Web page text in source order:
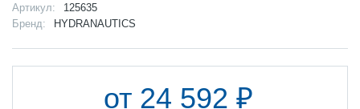
Артикул:
125635
Бренд:
HYDRANAUTICS
от 24 592 ₽